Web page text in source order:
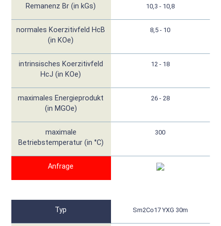
Remanenz Br (in kGs) 10,3 - 10,8
normales Koerzitivfeld HcB
(in KOe)
8,5 - 10
intrinsisches Koerzitivfeld
HcJ (in KOe)
12 - 18
maximales Energieprodukt
(in MGOe)
26 - 28
maximale
Betriebstemperatur (in °C)
300
Anfrage
Typ Sm2Co17 YXG 30m